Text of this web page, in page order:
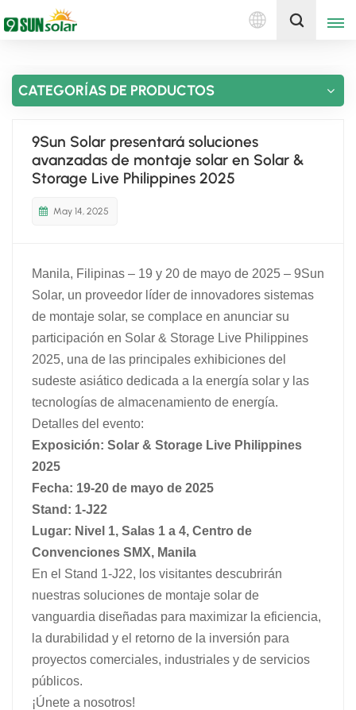
Español
English
Deutsch
русский
português
Nederlands
العربية
日本語
Obtenga una cotización
CATEGORÍAS DE PRODUCTOS
9Sun Solar presentará soluciones
avanzadas de montaje solar en Solar &
Storage Live Philippines 2025
May 14, 2025
Manila, Filipinas – 19 y 20 de mayo de 2025 – 9Sun
Solar, un proveedor líder de innovadores sistemas
de montaje solar, se complace en anunciar su
participación en Solar & Storage Live Philippines
2025, una de las principales exhibiciones del
sudeste asiático dedicada a la energía solar y las
tecnologías de almacenamiento de energía.
Detalles del evento:
Exposición: Solar & Storage Live Philippines
2025
Fecha: 19-20 de mayo de 2025
Stand: 1-J22
Lugar: Nivel 1, Salas 1 a 4, Centro de
Convenciones SMX, Manila
En el Stand 1-J22, los visitantes descubrirán
nuestras soluciones de montaje solar de
vanguardia diseñadas para maximizar la eficiencia,
la durabilidad y el retorno de la inversión para
proyectos comerciales, industriales y de servicios
públicos.
¡Únete a nosotros!